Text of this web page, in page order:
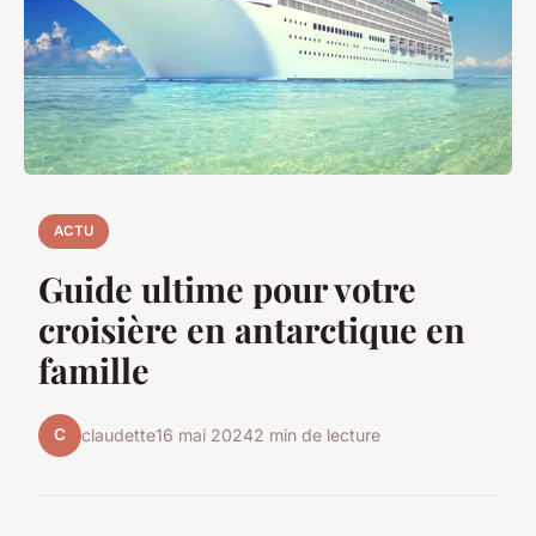
ACTU
Guide ultime pour votre
croisière en antarctique en
famille
C claudette16 mai 20242 min de lecture